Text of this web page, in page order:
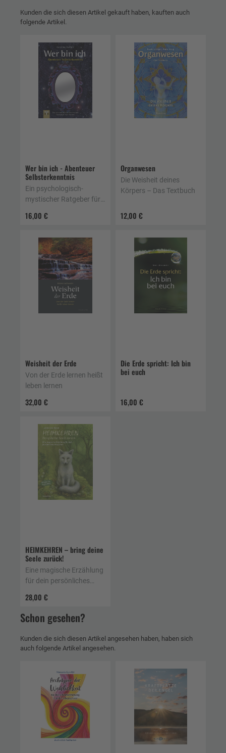
Kunden die sich diesen Artikel gekauft haben, kauften auch
folgende Artikel.
Wer bin ich - Abenteuer
Selbsterkenntnis
16,00 €
Ein psychologisch-
mystischer Ratgeber für
Organwesen
12,00 €
Die Weisheit deines
Körpers – Das Textbuch
Weisheit der Erde
32,00 €
Von der Erde lernen heißt
leben lernen
Die Erde spricht: Ich bin
bei euch
16,00 €
HEIMKEHREN – bring deine
Seele zurück!
28,00 €
Eine magische Erzählung
für dein persönliches
Schon gesehen?
Kunden die sich diesen Artikel angesehen haben, haben sich
auch folgende Artikel angesehen.